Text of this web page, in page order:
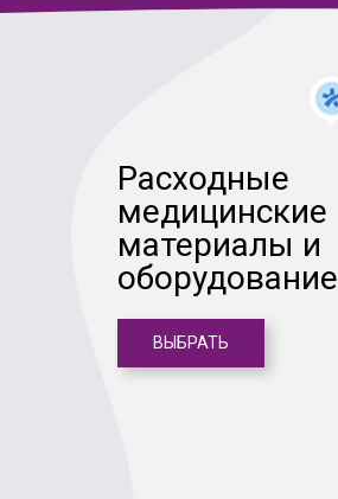
Расходные
медицинские
материалы и
оборудование
ВЫБРАТЬ